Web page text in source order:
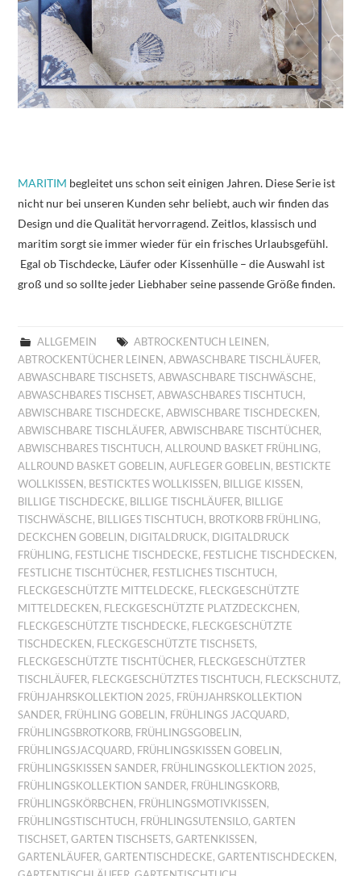
MARITIM begleitet uns schon seit einigen Jahren. Diese Serie ist
nicht nur bei unseren Kunden sehr beliebt, auch wir finden das
Design und die Qualität hervorragend. Zeitlos, klassisch und
maritim sorgt sie immer wieder für ein frisches Urlaubsgefühl.
Egal ob Tischdecke, Läufer oder Kissenhülle – die Auswahl ist
groß und so sollte jeder Liebhaber seine passende Größe finden.
ALLGEMEIN ABTROCKENTUCH LEINEN ,
ABTROCKENTÜCHER LEINEN ,ABWASCHBARE TISCHLÄUFER,
ABWASCHBARE TISCHSETS,ABWASCHBARE TISCHWÄSCHE,
ABWASCHBARES TISCHSET,ABWASCHBARES TISCHTUCH ,
ABWISCHBARE TISCHDECKE,ABWISCHBARE TISCHDECKEN ,
ABWISCHBARE TISCHLÄUFER,ABWISCHBARE TISCHTÜCHER,
ABWISCHBARES TISCHTUCH ,ALLROUND BASKET FRÜHLING,
ALLROUND BASKET GOBELIN ,AUFLEGER GOBELIN , BESTICKTE
WOLLKISSEN , BESTICKTES WOLLKISSEN , BILLIGE KISSEN ,
BILLIGE TISCHDECKE, BILLIGE TISCHLÄUFER, BILLIGE
TISCHWÄSCHE, BILLIGES TISCHTUCH , BROTKORB FRÜHLING,
DECKCHEN GOBELIN , DIGITALDRUCK, DIGITALDRUCK
FRÜHLING, FESTLICHE TISCHDECKE, FESTLICHE TISCHDECKEN ,
FESTLICHE TISCHTÜCHER, FESTLICHES TISCHTUCH ,
FLECKGESCHÜTZTE MITTELDECKE, FLECKGESCHÜTZTE
MITTELDECKEN , FLECKGESCHÜTZTE PLATZDECKCHEN ,
FLECKGESCHÜTZTE TISCHDECKE, FLECKGESCHÜTZTE
TISCHDECKEN , FLECKGESCHÜTZTE TISCHSETS,
FLECKGESCHÜTZTE TISCHTÜCHER, FLECKGESCHÜTZTER
TISCHLÄUFER, FLECKGESCHÜTZTES TISCHTUCH , FLECKSCHUTZ,
FRÜHJAHRSKOLLEKTION 2025, FRÜHJAHRSKOLLEKTION
SANDER, FRÜHLING GOBELIN , FRÜHLINGS JACQUARD,
FRÜHLINGSBROTKORB, FRÜHLINGSGOBELIN ,
FRÜHLINGSJACQUARD, FRÜHLINGSKISSEN GOBELIN ,
FRÜHLINGSKISSEN SANDER, FRÜHLINGSKOLLEKTION 2025,
FRÜHLINGSKOLLEKTION SANDER, FRÜHLINGSKORB,
FRÜHLINGSKÖRBCHEN , FRÜHLINGSMOTIVKISSEN ,
FRÜHLINGSTISCHTUCH , FRÜHLINGSUTENSILO,GARTEN
TISCHSET,GARTEN TISCHSETS,GARTENKISSEN ,
GARTENLÄUFER,GARTENTISCHDECKE,GARTENTISCHDECKEN ,